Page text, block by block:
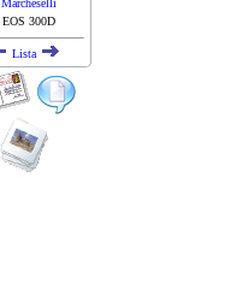
EOS 300D
Lista